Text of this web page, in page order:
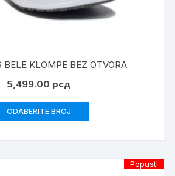
BELE KLOMPE BEZ OTVORA
5,499.00 рсд
ODABERITE BROJ
Popust!